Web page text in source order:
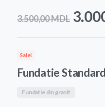
3.500,00MDL
fost:
Sale!
Fundatie
Fundatie din granit